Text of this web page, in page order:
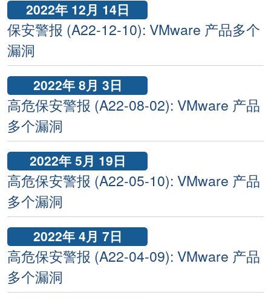
2022年 12月 14日
保安警报 (A22-12-10): VMware 产品多个
漏洞
2022年 8月 3日
高危保安警报 (A22-08-02): VMware 产品
多个漏洞
2022年 5月 19日
高危保安警报 (A22-05-10): VMware 产品
多个漏洞
2022年 4月 7日
高危保安警报 (A22-04-09): VMware 产品
多个漏洞